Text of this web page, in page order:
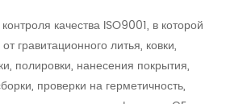
качества ISO9001, в которой
гравитационного литья, ковки,
полировки, нанесения покрытия,
проверки на герметичность,